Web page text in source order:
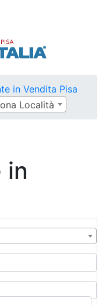
in Vendita Pisa
Località
in